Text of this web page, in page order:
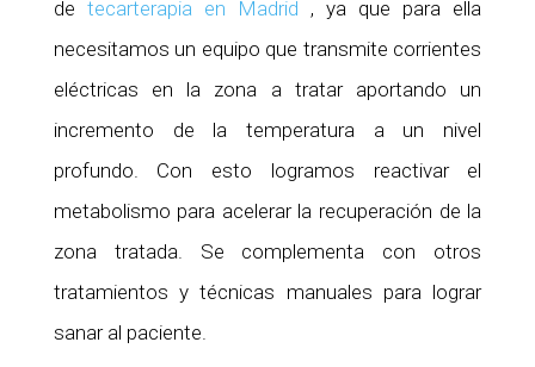
de tecarterapia en Madrid , ya que para ella
necesitamos un equipo que transmite corrientes
eléctricas en la zona a tratar aportando un
incremento de la temperatura a un nivel
profundo. Con esto logramos reactivar el
metabolismo para acelerar la recuperación de la
zona tratada. Se complementa con otros
tratamientos y técnicas manuales para lograr
sanar al paciente.